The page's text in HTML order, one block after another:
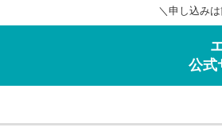
＼申し込み
公式